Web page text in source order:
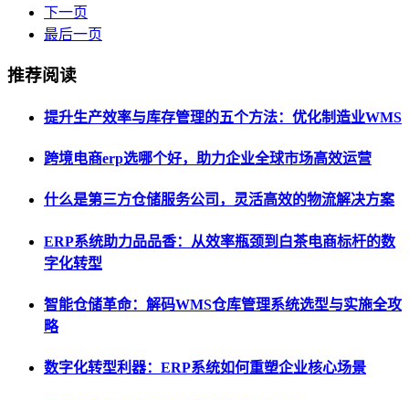
下一页
最后一页
推荐阅读
提升生产效率与库存管理的五个方法：优化制造业WMS
跨境电商erp选哪个好，助力企业全球市场高效运营
什么是第三方仓储服务公司，灵活高效的物流解决方案
ERP系统助力品品香：从效率瓶颈到白茶电商标杆的数
字化转型
智能仓储革命：解码WMS仓库管理系统选型与实施全攻
略
数字化转型利器：ERP系统如何重塑企业核心场景